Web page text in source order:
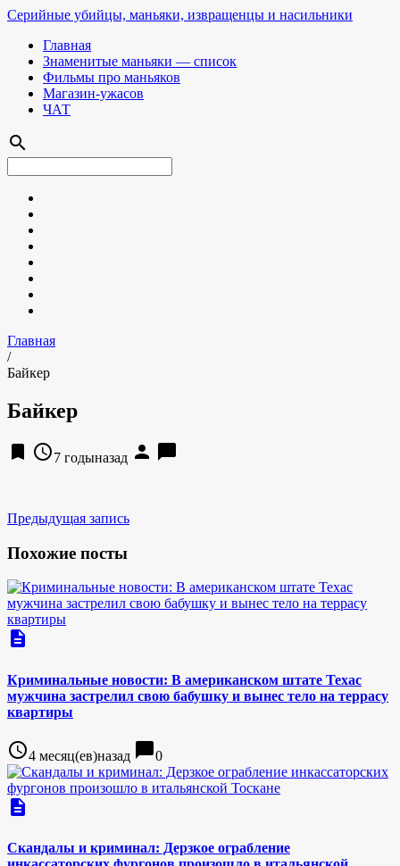
Серийные убийцы, маньяки, извращенцы и насильники
Главная
Знаменитые маньяки — список
Фильмы про маньяков
Магазин-ужасов
ЧАТ
search
Главная
/
Байкер
Байкер
bookmark access_time7 годыназад person chat_bubble
Предыдущая запись
Похожие посты
description
Криминальные новости: В американском штате Техас
мужчина застрелил свою бабушку и вынес тело на террасу
квартиры
access_time4 месяц(ев)назад chat_bubble0
description
Скандалы и криминал: Дерзкое ограбление